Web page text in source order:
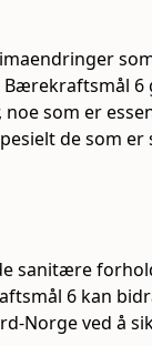
6
som er
de som er
sanitære
6 kan
Norge ved å